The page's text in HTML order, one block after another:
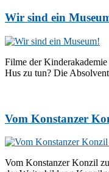
Wir sind ein
Filme der
Hus zu tun? Die
Vom Konstanzer
Vom Konstanzer Konzil